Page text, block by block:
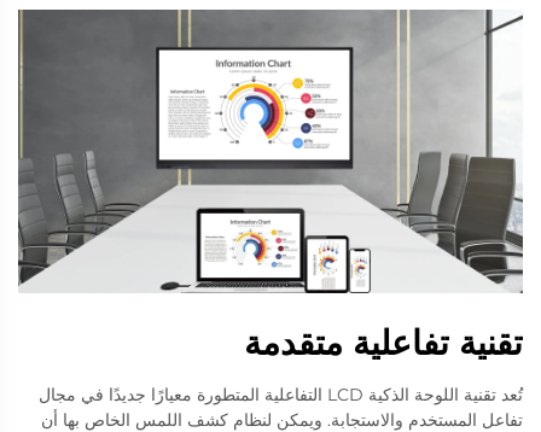
تقنية تفاعلية متقدمة
تُعد تقنية اللوحة الذكية LCD التفاعلية المتطورة معيارًا جديدًا في مجال
تفاعل المستخدم والاستجابة. ويمكن لنظام كشف اللمس الخاص بها أن